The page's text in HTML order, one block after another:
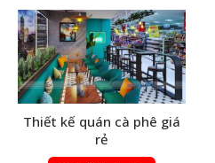
Thiết kế quán cà phê giá
rẻ